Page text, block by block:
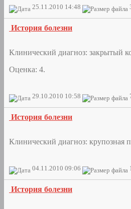
25.11.2010 14:48
История болезни
Клинический диагноз: закрытый
Оценка: 4.
29.10.2010 10:58
История болезни
Клинический диагноз: крупозная
04.11.2010 09:06
История болезни